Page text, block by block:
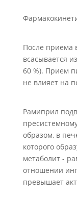
После приема
всасывается
60 %). Прием
не влияет на
Рамиприл
образом, в
которого
метаболит -
отношении
превышает